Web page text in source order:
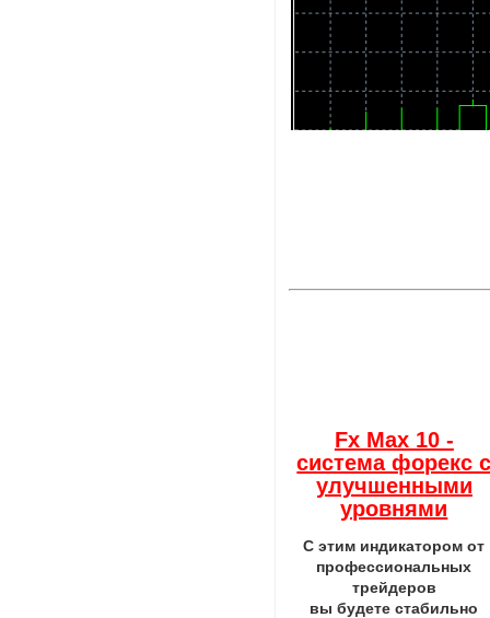
Fx Max 10 -
система форекс
улучшенными
уровнями
С этим индикатором от
профессиональных
трейдеров
вы будете стабильно